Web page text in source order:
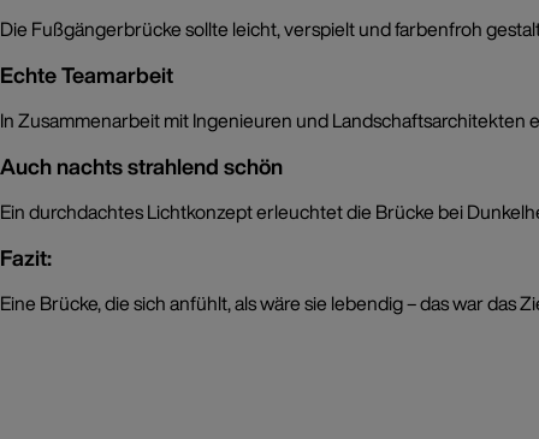
Die Fußgängerbrücke sollte leicht, verspielt und farbenfroh
Echte Teamarbeit
In Zusammenarbeit mit Ingenieuren und
Auch nachts strahlend schön
Ein durchdachtes Lichtkonzept erleuchtet die Brücke bei
Fazit:
Eine Brücke, die sich anfühlt, als wäre sie lebendig – das war